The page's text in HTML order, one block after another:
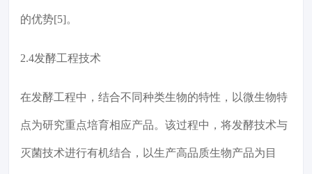
的优势[5]。
2.4发酵工程技术
在发酵工程中，结合不同种类生物的特性，以微生物特
点为研究重点培育相应产品。该过程中，将发酵技术与
灭菌技术进行有机结合，以生产高品质生物产品为目